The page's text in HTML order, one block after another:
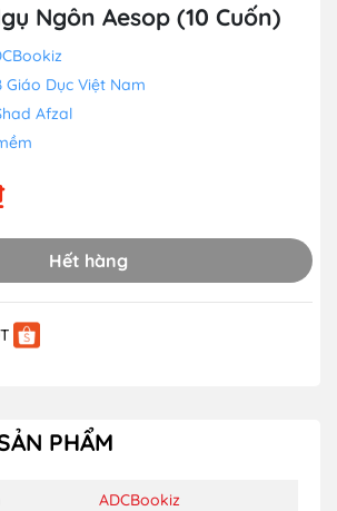
Ngôn Aesop (10 Cuốn)
Giáo Dục Việt Nam
Afzal
Hết hàng
PHẨM
ADCBookiz